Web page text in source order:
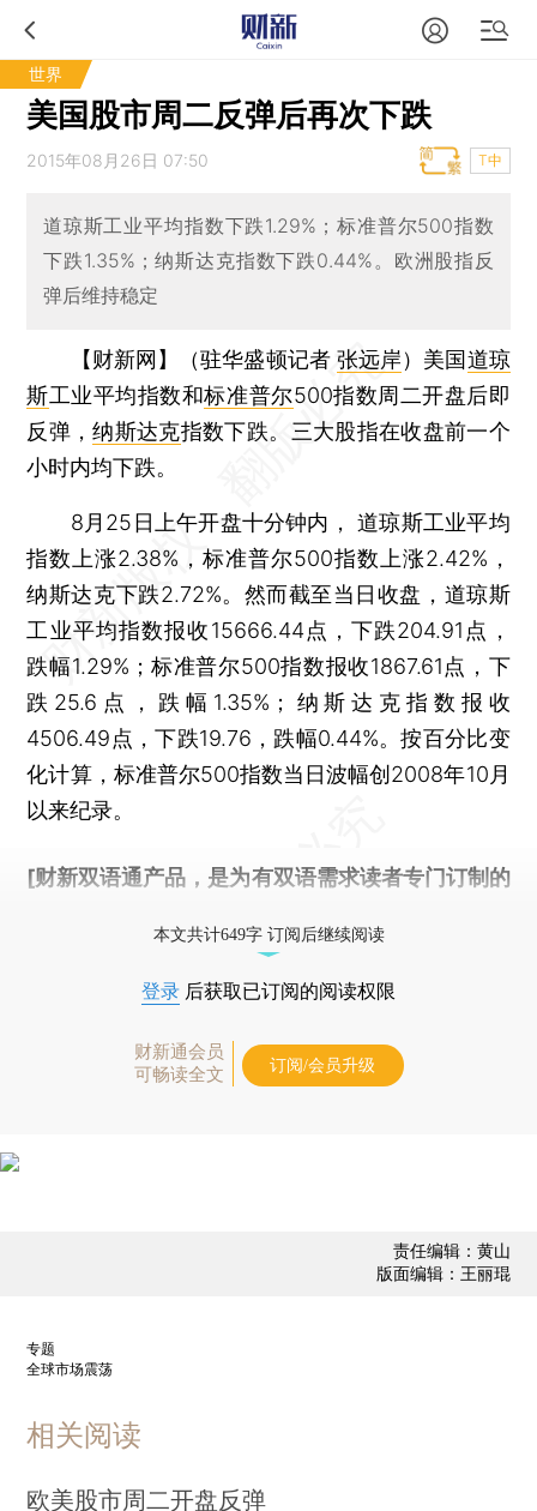
世界
美国股市周二反弹后再次下跌
2015年08月26日 07:50 T中
道琼斯工业平均指数下跌1.29%；标准普尔500指数
下跌1.35%；纳斯达克指数下跌0.44%。欧洲股指反
弹后维持稳定
【财新网】（驻华盛顿记者 张远岸） 美国道琼
斯工业平均指数和标准普尔500指数周二开盘后即
反弹，纳斯达克指数下跌。三大股指在收盘前一个
小时内均下跌。
8月25日上午开盘十分钟内， 道琼斯工业平均
指数上涨2.38%，标准普尔500指数上涨2.42%，
纳斯达克下跌2.72%。然而截至当日收盘，道琼斯
工业平均指数报收15666.44点，下跌204.91点，
跌幅1.29%；标准普尔500指数报收1867.61点，下
跌25.6点，跌幅1.35%；纳斯达克指数报收
4506.49点，下跌19.76，跌幅0.44%。按百分比变
化计算，标准普尔500指数当日波幅创2008年10月
以来纪录。
[财新双语通产品，是为有双语需求读者专门订制的
本文共计649字 订阅后继续阅读
登录 后获取已订阅的阅读权限
财新通会员
可畅读全文
订阅/会员升级
责任编辑：黄山
版面编辑：王丽琨
专题
全球市场震荡
相关阅读
欧美股市周二开盘反弹